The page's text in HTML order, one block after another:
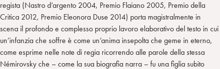
regista (Nastro d’argento 2004, Premio Flaiano 2005, Premio della
Critica 2012, Premio Eleonora Duse 2014) porta magistralmente in
scena il profondo e complesso proprio lavoro elaborativo del testo in cui
un’infanzia che soffre è come un’anima insepolta che geme in eterno,
come esprime nelle note di regia ricorrendo alle parole della stessa
Némirovsky che – come la sua biografia narra – fu una figlia subito